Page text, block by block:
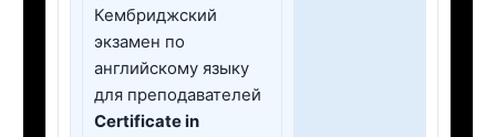
Кембриджский
экзамен по
английскому языку
для преподавателей
Certificate in